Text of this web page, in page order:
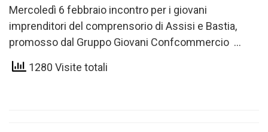
Mercoledì 6 febbraio incontro per i giovani
imprenditori del comprensorio di Assisi e Bastia,
promosso dal Gruppo Giovani Confcommercio
Appuntamento alle 14.00, presso la…
1280 Visite totali